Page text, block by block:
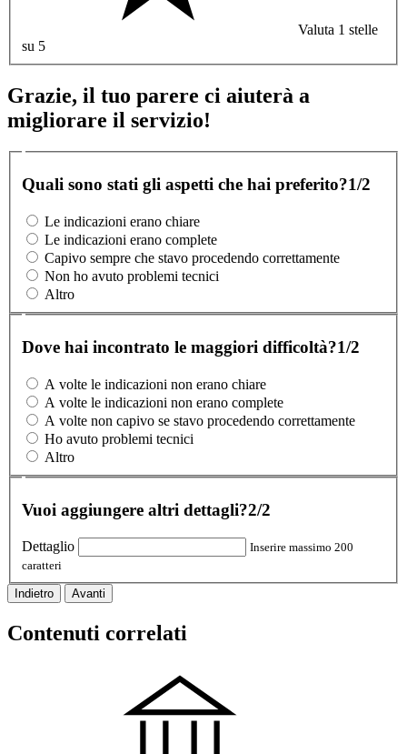
Valuta 1 stelle
su 5
Grazie, il tuo parere ci aiuterà a
migliorare il servizio!
Quali sono stati gli aspetti che hai preferito?1/2
Le indicazioni erano chiare
Le indicazioni erano complete
Capivo sempre che stavo procedendo correttamente
Non ho avuto problemi tecnici
Altro
Dove hai incontrato le maggiori difficoltà?1/2
A volte le indicazioni non erano chiare
A volte le indicazioni non erano complete
A volte non capivo se stavo procedendo correttamente
Ho avuto problemi tecnici
Altro
Vuoi aggiungere altri dettagli?2/2
Dettaglio
Inserire massimo 200
caratteri
Indietro Avanti
Contenuti correlati